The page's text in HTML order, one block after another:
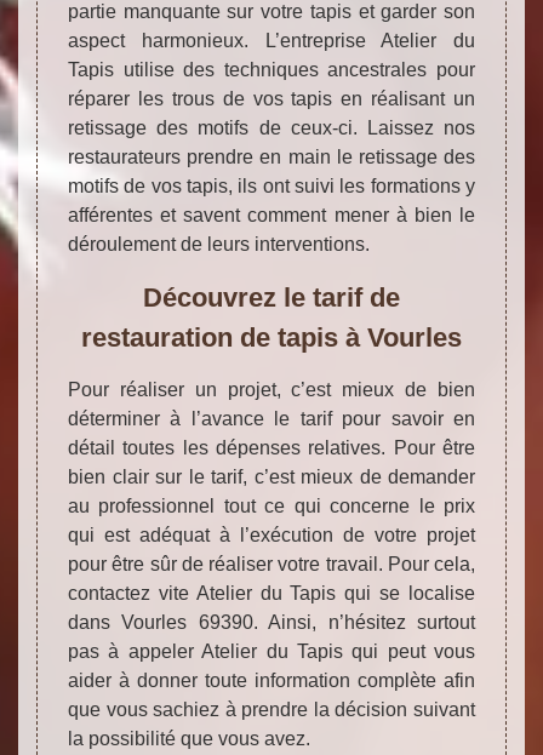
partie manquante sur votre tapis et garder son
aspect harmonieux. L’entreprise Atelier du
Tapis utilise des techniques ancestrales pour
réparer les trous de vos tapis en réalisant un
retissage des motifs de ceux-ci. Laissez nos
restaurateurs prendre en main le retissage des
motifs de vos tapis, ils ont suivi les formations y
afférentes et savent comment mener à bien le
déroulement de leurs interventions.
Découvrez le tarif de
restauration de tapis à Vourles
Pour réaliser un projet, c’est mieux de bien
déterminer à l’avance le tarif pour savoir en
détail toutes les dépenses relatives. Pour être
bien clair sur le tarif, c’est mieux de demander
au professionnel tout ce qui concerne le prix
qui est adéquat à l’exécution de votre projet
pour être sûr de réaliser votre travail. Pour cela,
contactez vite Atelier du Tapis qui se localise
dans Vourles 69390. Ainsi, n’hésitez surtout
pas à appeler Atelier du Tapis qui peut vous
aider à donner toute information complète afin
que vous sachiez à prendre la décision suivant
la possibilité que vous avez.